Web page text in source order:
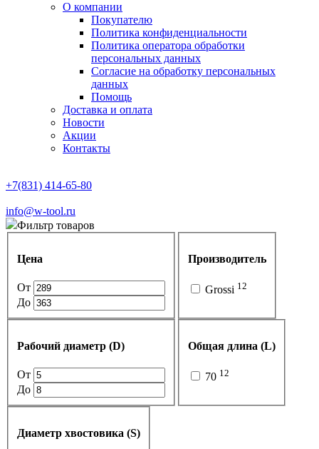
О компании
Покупателю
Политика конфиденциальности
Политика оператора обработки
персональных данных
Согласие на обработку персональных
данных
Помощь
Доставка и оплата
Новости
Акции
Контакты
+7(831) 414-65-80
info@w-tool.ru
Фильтр товаров
Цена
От
До
Производитель
Grossi 12
Рабочий диаметр (D)
От
До
Диаметр хвостовика (S)
Общая длина (L)
70 12